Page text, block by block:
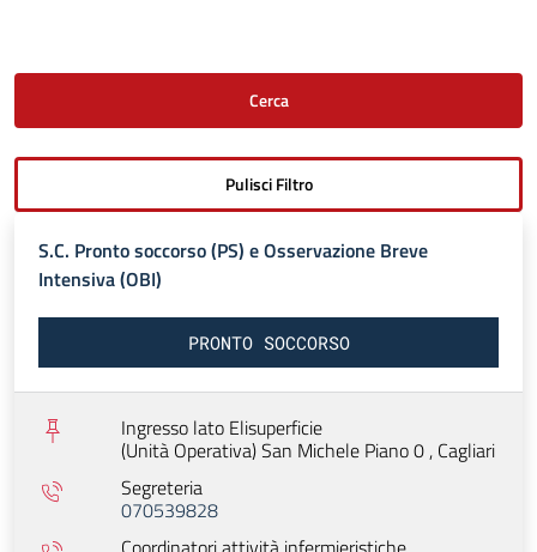
S.C. Pronto soccorso (PS) e Osservazione Breve
Intensiva (OBI)
PRONTO SOCCORSO
Ingresso lato Elisuperficie
(Unità Operativa) San Michele Piano 0 , Cagliari
Segreteria
070539828